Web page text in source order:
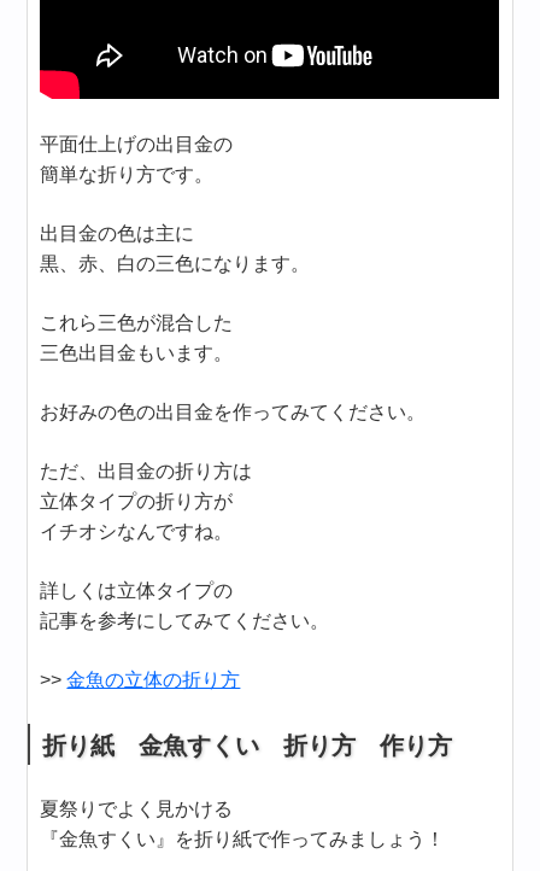
平面仕上げの出目金の
簡単な折り方です。
出目金の色は主に
黒、赤、白の三色になります。
これら三色が混合した
三色出目金もいます。
お好みの色の出目金を作ってみてください。
ただ、出目金の折り方は
立体タイプの折り方が
イチオシなんですね。
詳しくは立体タイプの
記事を参考にしてみてください。
>>金魚の立体の折り方
折り紙 金魚すくい 折り方 作り方
夏祭りでよく見かける
『金魚すくい』を折り紙で作ってみましょう！